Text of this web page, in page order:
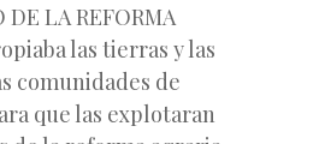
LA REFORMA
las tierras y las
comunidades de
que las explotaran